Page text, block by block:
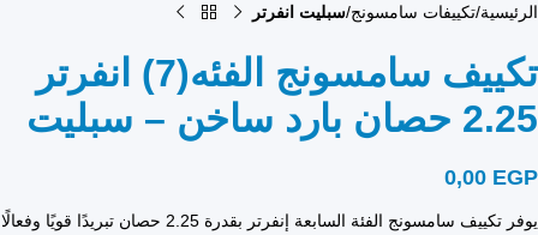
الرئيسية تكييفات سامسونج سبليت انفرتر
تكييف سامسونج الفئه(7) انفرتر
2.25 حصان بارد ساخن – سبليت
0,00 EGP
يوفر تكييف سامسونج الفئة السابعة إنفرتر بقدرة 2.25 حصان تبريدًا قويًا وفعالًا